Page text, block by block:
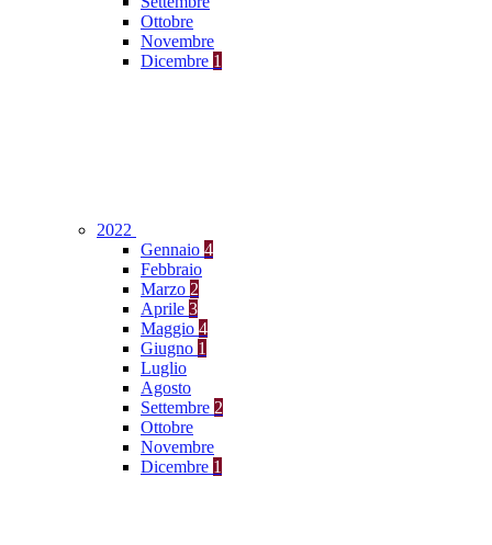
Ottobre
Novembre
Dicembre 1
2022
Gennaio 4
Febbraio
Marzo 2
Aprile 3
Maggio 4
Giugno 1
Luglio
Agosto
Settembre 2
Ottobre
Novembre
Dicembre 1